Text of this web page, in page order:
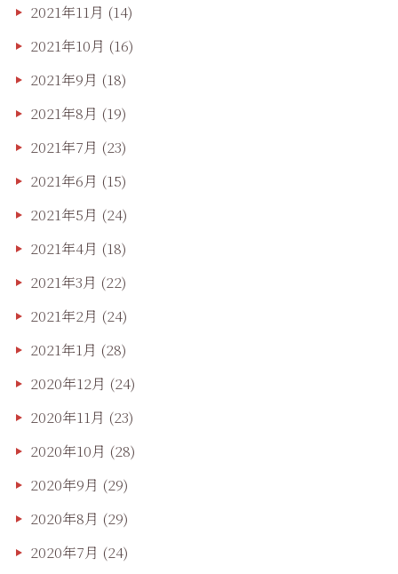
2021年11月 (14)
2021年10月 (16)
2021年9月 (18)
2021年8月 (19)
2021年7月 (23)
2021年6月 (15)
2021年5月 (24)
2021年4月 (18)
2021年3月 (22)
2021年2月 (24)
2021年1月 (28)
2020年12月 (24)
2020年11月 (23)
2020年10月 (28)
2020年9月 (29)
2020年8月 (29)
2020年7月 (24)